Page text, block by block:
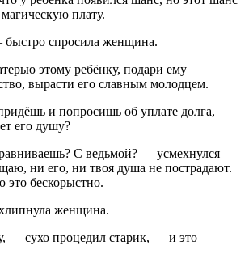
плату.
спросила женщина.
этому ребёнку, подари ему
вырасти его славным молодцем.
и попросишь об уплате долга,
его душу?
С ведьмой? — усмехнулся
ни его, ни твоя душа не пострадают.
это бескорыстно.
женщина.
— сухо процедил старик, — и это